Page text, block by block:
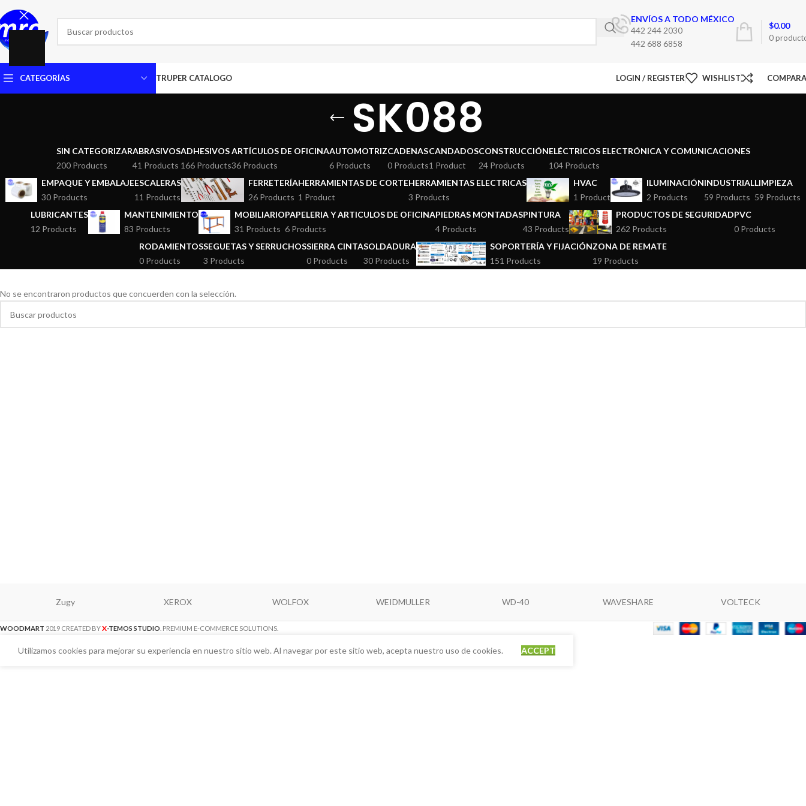
ENVÍOS A TODO MÉXICO
442 244 2030
442 688 6858
0
$0.00
CATEGORÍAS TRUPER CATALOGO LOGIN / REGISTER WISHLIST
SK088
SIN CATEGORIZAR
200 Products
ABRASIVOS
41 Products
ADHESIVOS
166 Products
ARTÍCULOS DE OFICINA
36 Products
AUTOMOTRIZ
6 Products
CADENAS
0 Products
CANDADOS
1 Product
CONSTRUCCIÓN
24 Products
ELÉCTRICOS ELECTRÓNICA Y COMUNICACIONES
104 Products
EMPAQUE Y EMBALAJE
30 Products
ESCALERAS
11 Products
FERRETERÍA
26 Products
HERRAMIENTAS DE CORTE
1 Product
HERRAMIENTAS ELECTRICAS
3 Products
HVAC
1 Product
ILUMINACIÓN
2 Products
INDUSTRIAL
59 Products
LIMPIEZA
59 Products
LUBRICANTES
12 Products
MANTENIMIENTO
83 Products
MOBILIARIO
31 Products
PAPELERIA Y ARTICULOS DE OFICINA
6 Products
PIEDRAS MONTADAS
4 Products
PINTURA
43 Products
PRODUCTOS DE SEGURIDAD
262 Products
PVC
0 Products
RODAMIENTOS
0 Products
SEGUETAS Y SERRUCHOS
3 Products
SIERRA CINTA
0 Products
SOLDADURA
30 Products
SOPORTERÍA Y FIJACIÓN
151 Products
ZONA DE REMATE
19 Products
No se encontraron productos que concuerden con la selección.
Zugy XEROX WOLFOX WEIDMULLER WD-40 WAVESHARE VOLTECK
WOODMART 2019 CREATED BYX-TEMOS STUDIO . PREMIUM E-COMMERCE SOLUTIONS.
Utilizamos cookies para mejorar su experiencia en nuestro sitio web. Al navegar por este sitio web, acepta nuestro uso de cookies. ACCEPT